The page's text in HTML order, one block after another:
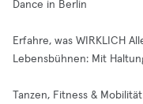
Dance in Berlin
Erfahre, was WIRKLICH
Lebensbühnen: Mit
Tanzen, Fitness &